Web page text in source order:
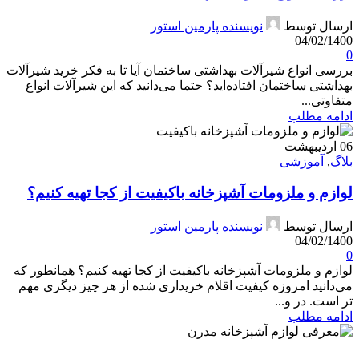
ارسال توسط
نویسنده پارمین استور
04/02/1400
0
بررسی انواع شیرآلات بهداشتی ساختمان آیا تا به فکر خرید شیرآلات
بهداشتی ساختمان افتاده‌اید؟ حتما می‌دانید که این شیرآلات انواع
متفاوتی...
ادامه مطلب
06 اردیبهشت
بلاگ, آموزشی
لوازم و ملزومات آشپزخانه باکیفیت از کجا تهیه کنیم؟
ارسال توسط
نویسنده پارمین استور
04/02/1400
0
لوازم و ملزومات آشپزخانه باکیفیت از کجا تهیه کنیم؟ همانطور که
می‌دانید امروزه کیفیت اقلام خریداری شده از هر چیز دیگری مهم
تر است. در و...
ادامه مطلب